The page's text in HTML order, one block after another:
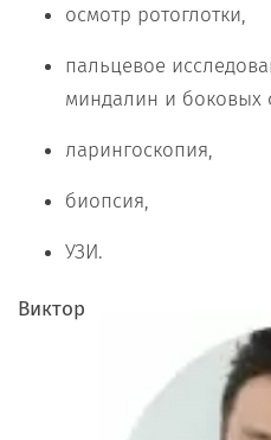
осмотр ротоглотки,
пальцевое
миндалин и боковых
ларингоскопия,
биопсия,
УЗИ.
Виктор